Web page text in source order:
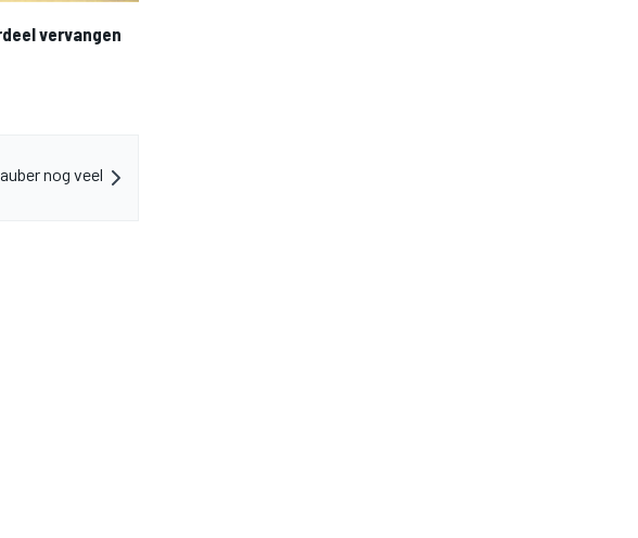
vervangen
nog veel